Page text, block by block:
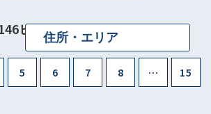
ビル)
5 6 7 8 … 15